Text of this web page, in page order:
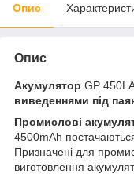
Опис
Опис
Акумулятор GP
виведеннями під
Промислові
4500mAh
Призначені для
виготовлення